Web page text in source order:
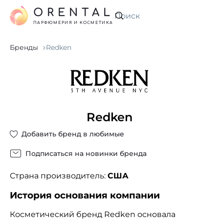
Искать
ORENTAL
ПАРФЮМЕРИЯ И КОСМЕТИКА
Бренды Redken
Redken
Добавить бренд в любимые
Подписаться на новинки бренда
Страна производитель: США
История основания компании
Косметический бренд Redken основала